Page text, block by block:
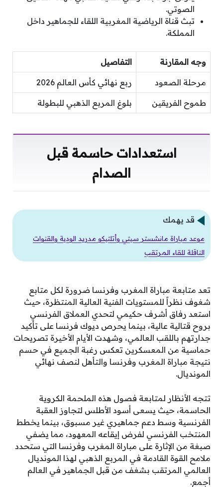
الصوتي.
تبث قناة الرياضية المغربية اللقاء للجماهير داخل
المملكة.
وجه المقارنة التفاصيل
مرحلة الصعود ربع نهائي كأس العالم 2026
طموح الفريقين بلوغ المربع الذهبي للبطولة
استعدادات حاسمة قبل
الصدام
قد يهمك
موعد مباراة مانشستر سيتي وأتلتيكو مدريد الودية والقنوات
الناقلة للقاء المرتقب
تعد متابعة مباراة المغرب وفرنسا ضرورة لكل متابع
شغوف نظراً للمستويات الفنية العالية المنتظرة، حيث
استعد رفاق أشرف حكيمي لتحدي العملاق الفرنسي
بروح قتالية عالية، بينما يحرص ديوك فرنسا على تأكيد
جدارتهم باللقب العالمي، وشهدت الأيام الأخيرة تصريحات
حماسية من المعسكرين تعكس رغبة الجميع في حسم
نتيجة مباراة المغرب وفرنسا والتأهل لنصف نهائي
المونديال.
تتجه الأنظار لمتابعة فصول هذه الملحمة الكروية
الحاسمة، حيث يسعى أسود الأطلس لتجاوز العقبة
الفرنسية وسط دعم جماهيري غير مسبوق، بينما يخطط
المنتخب الفرنسي لفرض إيقاعه المعهود، مما يضفي
صبغة من الإثارة على مباراة المغرب وفرنسا التي ستحدد
ملامح القوة القادمة في المربع الذهبي لهذا المونديال
العالمي المرتقب بشغف من قبل الجماهير في العالم
أجمع.